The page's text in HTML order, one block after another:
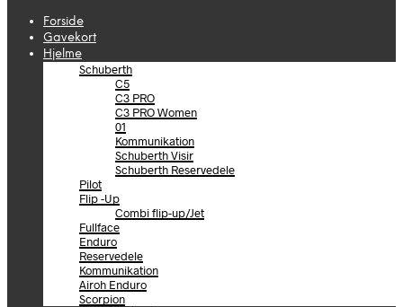
Forside
Gavekort
Hjelme
Schuberth
C5
C3 PRO
C3 PRO Women
01
Kommunikation
Schuberth Visir
Schuberth Reservedele
Pilot
Flip -Up
Combi flip-up/Jet
Fullface
Enduro
Reservedele
Kommunikation
Airoh Enduro
Scorpion